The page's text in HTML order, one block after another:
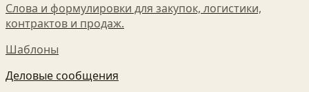
Слова и формулировки для закупок, логистики,
контрактов и продаж.
Шаблоны
Деловые сообщения